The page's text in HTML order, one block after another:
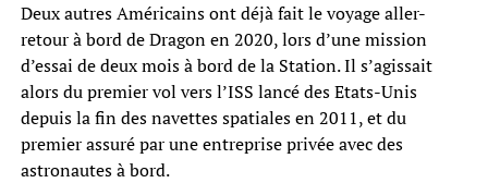
Deux autres Américains ont déjà fait le voyage aller-
retour à bord de Dragon en 2020, lors d’une mission
d’essai de deux mois à bord de la Station. Il s’agissait
alors du premier vol vers l’ISS lancé des Etats-Unis
depuis la fin des navettes spatiales en 2011, et du
premier assuré par une entreprise privée avec des
astronautes à bord.